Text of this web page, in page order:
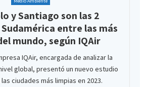
y Santiago son las 2
entre las más
mundo, según IQAir
IQAir, encargada de analizar la
global, presentó un nuevo estudio
ciudades más limpias en 2023.